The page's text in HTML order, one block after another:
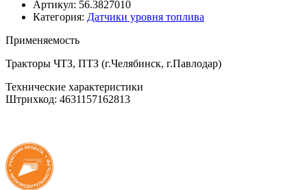
Артикул: 56.3827010
Категория: Датчики уровня топлива
Применяемость
Тракторы ЧТЗ, ПТЗ (г.Челябинск, г.Павлодар)
Технические характеристики
Штрихкод: 4631157162813